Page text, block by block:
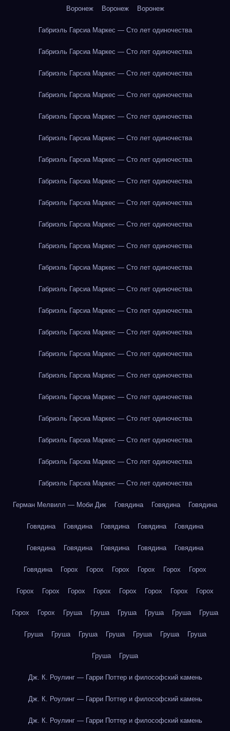
Воронеж Воронеж Воронеж
Габриэль Гарсиа Маркес — Сто лет одиночества
Габриэль Гарсиа Маркес — Сто лет одиночества
Габриэль Гарсиа Маркес — Сто лет одиночества
Габриэль Гарсиа Маркес — Сто лет одиночества
Габриэль Гарсиа Маркес — Сто лет одиночества
Габриэль Гарсиа Маркес — Сто лет одиночества
Габриэль Гарсиа Маркес — Сто лет одиночества
Габриэль Гарсиа Маркес — Сто лет одиночества
Габриэль Гарсиа Маркес — Сто лет одиночества
Габриэль Гарсиа Маркес — Сто лет одиночества
Габриэль Гарсиа Маркес — Сто лет одиночества
Габриэль Гарсиа Маркес — Сто лет одиночества
Габриэль Гарсиа Маркес — Сто лет одиночества
Габриэль Гарсиа Маркес — Сто лет одиночества
Габриэль Гарсиа Маркес — Сто лет одиночества
Габриэль Гарсиа Маркес — Сто лет одиночества
Габриэль Гарсиа Маркес — Сто лет одиночества
Габриэль Гарсиа Маркес — Сто лет одиночества
Габриэль Гарсиа Маркес — Сто лет одиночества
Габриэль Гарсиа Маркес — Сто лет одиночества
Габриэль Гарсиа Маркес — Сто лет одиночества
Габриэль Гарсиа Маркес — Сто лет одиночества
Герман Мелвилл — Моби Дик Говядина Говядина Говядина
Говядина Говядина Говядина Говядина Говядина
Говядина Говядина Говядина Говядина Говядина
Говядина Горох Горох Горох Горох Горох Горох
Горох Горох Горох Горох Горох Горох Горох Горох
Горох Горох Груша Груша Груша Груша Груша Груша
Груша Груша Груша Груша Груша Груша Груша
Груша Груша
Дж. К. Роулинг — Гарри Поттер и философский камень
Дж. К. Роулинг — Гарри Поттер и философский камень
Дж. К. Роулинг — Гарри Поттер и философский камень